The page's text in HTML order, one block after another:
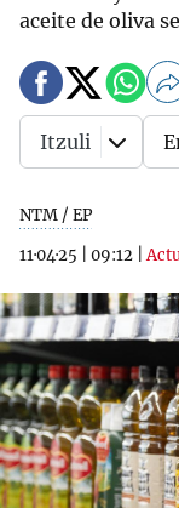
aceite de oliva
NTM / EP
11·04·25
09:12 |
Itzuli